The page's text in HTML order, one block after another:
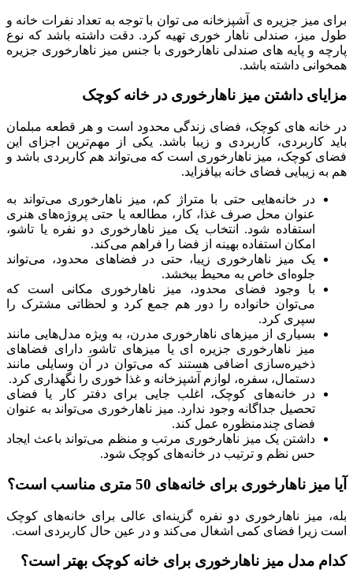
برای میز جزیره ی آشپزخانه می توان با توجه به تعداد نفرات خانه و
طول میز، صندلی ناهار خوری تهیه کرد. دقت داشته باشد که نوع
پارچه و پایه های صندلی ناهارخوری با جنس میز ناهارخوری جزیره
همخوانی داشته باشد.
مزایای داشتن میز ناهارخوری در خانه کوچک
در خانه‌ های کوچک، فضای زندگی محدود است و هر قطعه مبلمان
باید کاربردی، کاربردی و زیبا باشد. یکی از مهم‌ترین اجزای این
فضای کوچک، میز ناهارخوری است که می‌تواند هم کاربردی باشد و
هم به زیبایی فضای خانه بیافزاید.
در خانه‌هایی حتی با متراژ کم، میز ناهارخوری می‌تواند به
عنوان محل صرف غذا، کار، مطالعه یا حتی پروژه‌های هنری
استفاده شود. انتخاب یک میز ناهارخوری دو نفره یا تاشو،
امکان استفاده بهینه از فضا را فراهم می‌کند.
یک میز ناهارخوری زیبا، حتی در فضاهای محدود، می‌تواند
جلوه‌ای خاص به محیط ببخشد.
با وجود فضای محدود، میز ناهارخوری مکانی است که
می‌توان خانواده را دور هم جمع کرد و لحظاتی مشترک را
سپری کرد.
بسیاری از میزهای ناهارخوری مدرن، به ویژه مدل‌هایی مانند
میز ناهارخوری جزیره ای یا میزهای تاشو، دارای فضاهای
ذخیره‌سازی اضافی هستند که می‌توان در آن وسایلی مانند
دستمال، سفره، لوازم آشپزخانه و غذا خوری را نگهداری کرد.
در خانه‌های کوچک، اغلب جایی برای دفتر کار یا فضای
تحصیل جداگانه وجود ندارد. میز ناهارخوری می‌تواند به عنوان
فضای چندمنظوره عمل کند.
داشتن یک میز ناهارخوری مرتب و منظم می‌تواند باعث ایجاد
حس نظم و ترتیب در خانه‌های کوچک شود.
آیا میز ناهارخوری برای خانه‌های 50 متری مناسب است؟
بله، میز ناهارخوری دو نفره گزینه‌ای عالی برای خانه‌های کوچک
است زیرا فضای کمی اشغال می‌کند و در عین حال کاربردی است.
کدام مدل میز ناهارخوری برای خانه کوچک بهتر است؟